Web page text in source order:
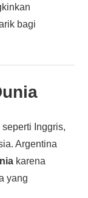
bagi
Inggris,
Argentina
karena
yang